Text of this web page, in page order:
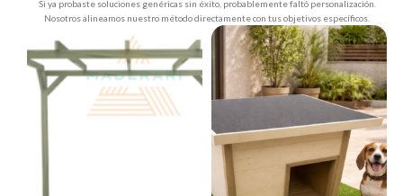
Si ya probaste soluciones genéricas sin éxito, probablemente faltó personalización.
Nosotros alineamos nuestro método directamente con tus objetivos específicos.